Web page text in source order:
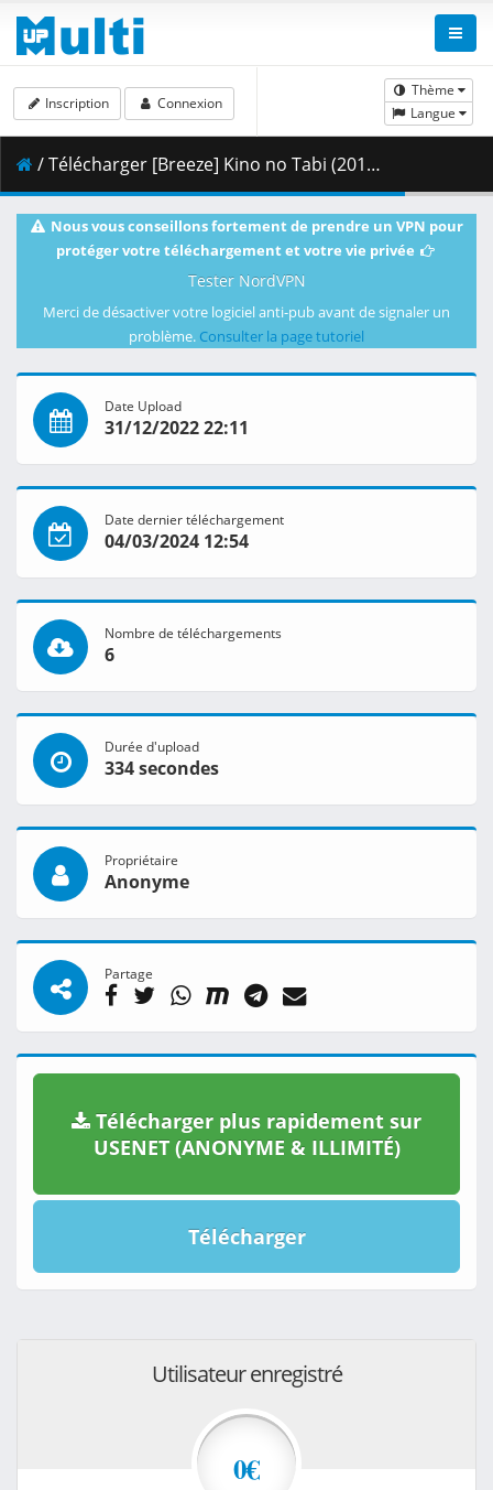
Thème
Langue
Inscription Connexion
/ Télécharger [Breeze] Kino no Tabi (2017) 07 [1080p BluRay][AV1].mkv.001 ( 281.52 MB )
Nous vous conseillons fortement de prendre un VPN pour
protéger votre téléchargement et votre vie privée
Tester NordVPN
Merci de désactiver votre logiciel anti-pub avant de signaler un
problème. Consulter la page tutoriel
Date Upload
31/12/2022 22:11
Date dernier téléchargement
04/03/2024 12:54
Nombre de téléchargements
6
Durée d'upload
334 secondes
Propriétaire
Anonyme
Partage
Télécharger plus rapidement sur
USENET (ANONYME & ILLIMITÉ)
Télécharger
Utilisateur enregistré
0€